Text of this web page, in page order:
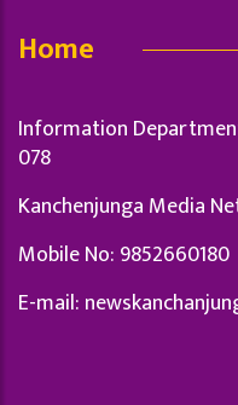
Home
Information
078
Kanchenjunga Media
Mobile No: 9852660180
E-mail: